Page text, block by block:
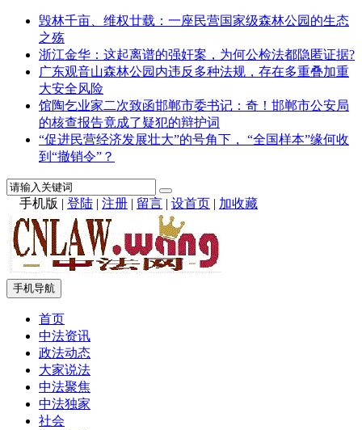
毁林千亩、维权廿载：一座民营国家级森林公园的生态
之殇
浙江金华：这起离谱的强奸案，为何公检法都隐匿证据?
广东观音山森林公园内违反多种法规，存在多重叠加重
大安全风险
馆陶乞业家二次致函邯郸市委书记：奇！邯郸市公安局
的核查报告竟成了疑犯的辩护词
“促进民营经济发展壮大”的号角下， “全国样本”缘何收
到“撤销令”？
手机版 | 登陆 | 注册 | 留言 | 设首页 | 加收藏
手机导航
首页
中法资讯
政法动态
大家说法
中法聚焦
中法独家
社会